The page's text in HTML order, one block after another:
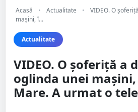
Acasă • Actualitate •
VIDEO. O
mașini, î...
Actualitate
VIDEO. O șoferiță a
oglinda unei mașini,
Mare. A urmat o